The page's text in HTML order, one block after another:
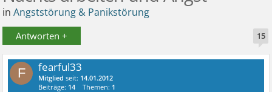
inAngststörung & Panikstörung
Antworten + 15
F fearful33
Mitglied seit: 14.01.2012
Beiträge: 14 Themen: 1